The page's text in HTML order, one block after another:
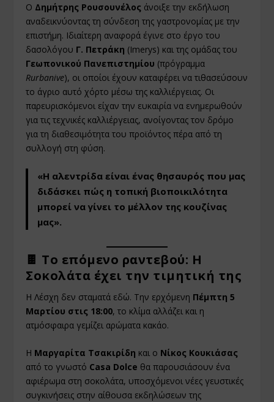
Ο Δημήτρης Ρουσουνέλος άνοιξε την εκδήλωση
αναδεικνύοντας τη σύνδεση της γαστρονομίας με την
επιστήμη. Ιδιαίτερη αναφορά έγινε στο έργο του
δασολόγου Γ. Πετράκη (Imerys) και της ομάδας του
Γεωπονικού Πανεπιστημίου (πρόγραμμα
Rurbanive), οι οποίοι έχουν καταφέρει να τιθασεύσουν
το άγριο αυτό χόρτο μέσω της καλλιέργειας. Οι
παρευρισκόμενοι είχαν την ευκαιρία να ενημερωθούν
για τις τεχνικές καλλιέργειας, ανοίγοντας τον δρόμο
για τη διαθεσιμότητα του προϊόντος πέρα από τη
συλλογή στη φύση.
«Η αλεντρίδα είναι ένας θησαυρός που μας
διδάσκει πώς η τοπική βιοποικιλότητα
μπορεί να γίνει το μέλλον της κουζίνας
μας».
🍫 Το επόμενο ραντεβού: Η
Σοκολάτα έχει την τιμητική της
Η Λέσχη δεν σταματά εδώ. Την ερχόμενη Πέμπτη 5
Μαρτίου στις 18:00, το κλίμα αλλάζει και η
ατμόσφαιρα γεμίζει αρώματα κακάο.
Η Μαργαρίτα Τσακιρίδη και ο Νίκος Κουκιάσας
από το γνωστό Casa Dolce θα παρουσιάσουν ένα
αφιέρωμα στη σοκολάτα, υποσχόμενοι νέες γευστικές
συγκινήσεις στην αίθουσα εκδηλώσεων της